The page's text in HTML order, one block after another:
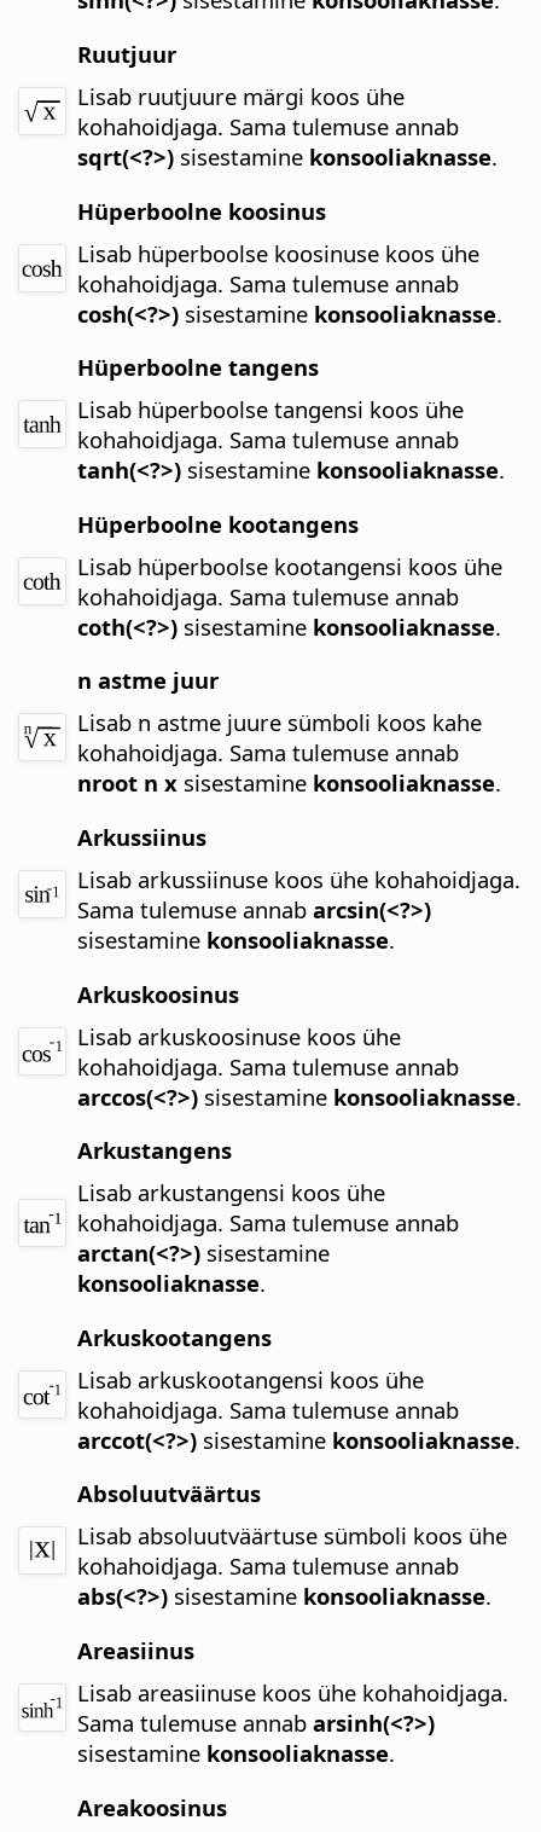
Ruutjuur
Lisab ruutjuure märgi koos ühe
kohahoidjaga. Sama tulemuse annab
sqrt(<?>) sisestamine konsooliaknasse.
Hüperboolne koosinus
Lisab hüperboolse koosinuse koos ühe
kohahoidjaga. Sama tulemuse annab
cosh(<?>) sisestamine konsooliaknasse.
Hüperboolne tangens
Lisab hüperboolse tangensi koos ühe
kohahoidjaga. Sama tulemuse annab
tanh(<?>) sisestamine konsooliaknasse.
Hüperboolne kootangens
Lisab hüperboolse kootangensi koos ühe
kohahoidjaga. Sama tulemuse annab
coth(<?>) sisestamine konsooliaknasse.
n astme juur
Lisab n astme juure sümboli koos kahe
kohahoidjaga. Sama tulemuse annab
nroot n x sisestamine konsooliaknasse.
Arkussiinus
Lisab arkussiinuse koos ühe kohahoidjaga.
Sama tulemuse annabarcsin(<?>)
sisestamine konsooliaknasse.
Arkuskoosinus
Lisab arkuskoosinuse koos ühe
kohahoidjaga. Sama tulemuse annab
arccos(<?>) sisestamine konsooliaknasse.
Arkustangens
Lisab arkustangensi koos ühe
kohahoidjaga. Sama tulemuse annab
arctan(<?>) sisestamine
konsooliaknasse.
Arkuskootangens
Lisab arkuskootangensi koos ühe
kohahoidjaga. Sama tulemuse annab
arccot(<?>) sisestamine konsooliaknasse.
Absoluutväärtus
Lisab absoluutväärtuse sümboli koos ühe
kohahoidjaga. Sama tulemuse annab
abs(<?>) sisestamine konsooliaknasse.
Areasiinus
Lisab areasiinuse koos ühe kohahoidjaga.
Sama tulemuse annabarsinh(<?>)
sisestamine konsooliaknasse.
Areakoosinus